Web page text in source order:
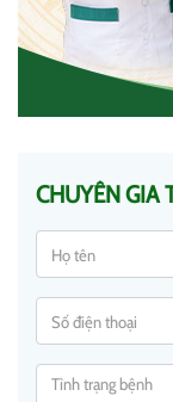
CHUYÊN GIA